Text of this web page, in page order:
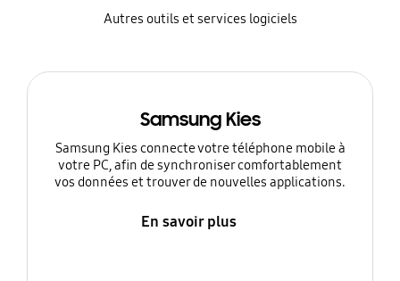
Autres outils et services logiciels
Samsung Kies
Samsung Kies connecte votre téléphone mobile à
votre PC, afin de synchroniser comfortablement
vos données et trouver de nouvelles applications.
En savoir plus